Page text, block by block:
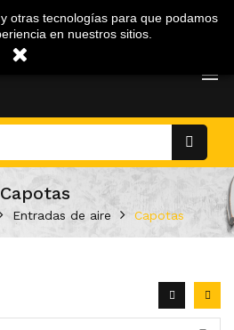
Mi Cuenta

Capotas
Entradas de aire Capotas
otras tecnologías para que podamos
en nuestros sitios.